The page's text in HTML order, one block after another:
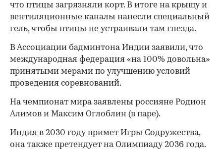
что птицы загрязняли корт. В итоге на крышу и
вентиляционные каналы нанесли специальный
гель, чтобы птицы не устраивали там гнезда.
В Ассоциации бадминтона Индии заявили, что
международная федерация «на 100% довольна»
принятыми мерами по улучшению условий
проведения соревнований.
На чемпионат мира заявлены россияне Родион
Алимов и Максим Оглоблин (в паре).
Индия в 2030 году примет Игры Содружества,
она также претендует на Олимпиаду 2036 года.